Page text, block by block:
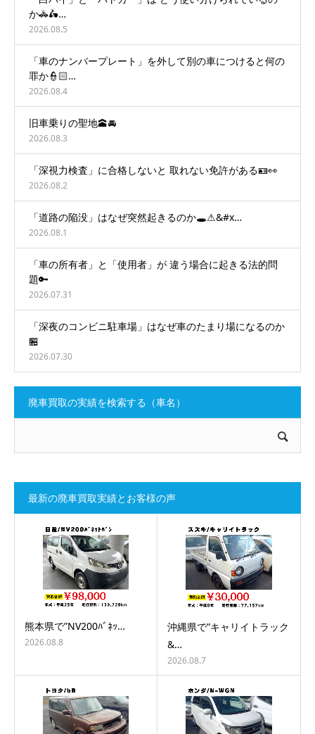
か🚓🛵…
2026.08.5
「車のナンバープレート」を外して別の車につけると何の
罪か👮🏻…
2026.08.4
旧車乗りの聖地🕋🚘
2026.08.3
「深視力検査」に合格しないと 取れない免許がある🪪👀
2026.08.2
「道路の陥没」はなぜ突然起きるのか🕳️⚠&#x…
2026.08.1
「車の所有者」と「使用者」が 違う場合に起きる法的問
題🔑
2026.07.31
「深夜のコンビニ駐車場」はなぜ車のたまり場になるのか
🏪
2026.07.30
廃車買取の実績を検索する（車名）
最新の廃車買取実績とお客様の声
熊本県で”NV200ﾊﾞﾈｯ…
2026.08.8
沖縄県で”キャリイトラック
&…
2026.08.7